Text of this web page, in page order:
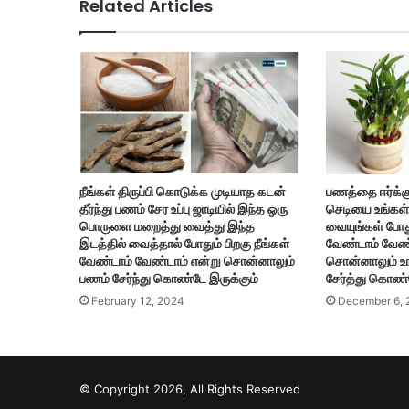
Related Articles
நீங்கள் திருப்பி கொடுக்க முடியாத கடன்
தீர்ந்து பணம் சேர உப்பு ஜாடியில் இந்த ஒரு
பொருளை மறைத்து வைத்து இந்த
இடத்தில் வைத்தால் போதும் பிறகு நீங்கள்
வேண்டாம் வேண்டாம் என்று சொன்னாலும்
பணம் சேர்ந்து கொண்டே இருக்கும்
February 12, 2024
பணத்தை
செடியை
வையுங்கள்
வேண்டாம்
சொன்னாலும்
சேர்த்து
December 6,
© Copyright 2026, All Rights Reserved